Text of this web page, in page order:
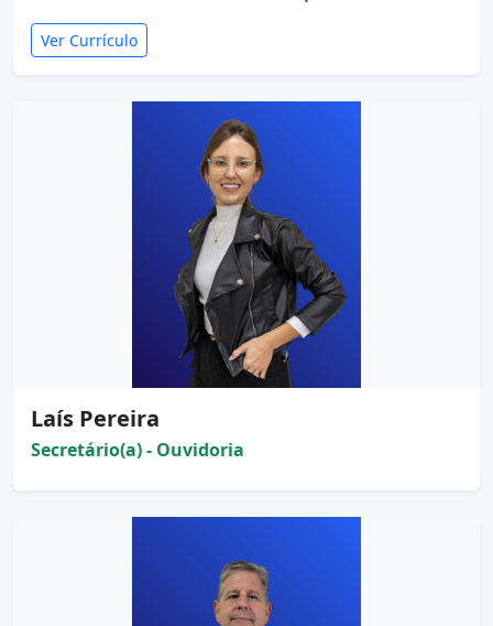
Ver Currículo
Laís Pereira
Secretário(a) - Ouvidoria